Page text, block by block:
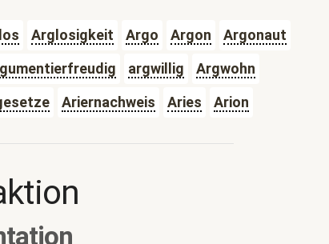
Arglosigkeit Argo Argon
Argonaut
argwillig
Argwohn
Ariernachweis Aries Arion